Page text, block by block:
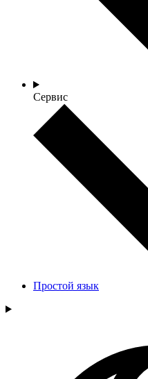
Сервис
Простой язык